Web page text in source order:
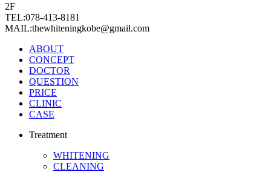
2F
TEL:078-413-8181
MAIL:thewhiteningkobe@gmail.com
ABOUT
CONCEPT
DOCTOR
QUESTION
PRICE
CLINIC
CASE
Treatment
WHITENING
CLEANING